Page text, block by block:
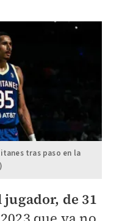
tras paso en la
jugador, de 31